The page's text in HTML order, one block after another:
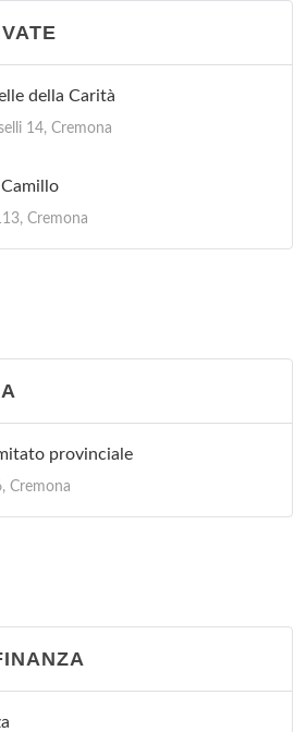
della Carità
14, Cremona
Cremona
provinciale
Cremona